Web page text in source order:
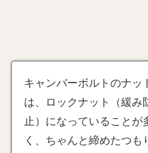
キャンバーボルトのナッ
は、ロックナット（緩み
止）になっていることが
く、ちゃんと締めたつも